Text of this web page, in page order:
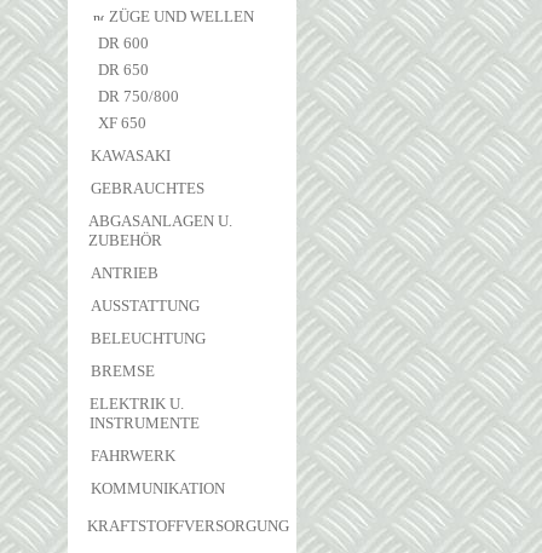
ZÜGE UND WELLEN
DR 600
DR 650
DR 750/800
XF 650
KAWASAKI
GEBRAUCHTES
ABGASANLAGEN U.
ZUBEHÖR
ANTRIEB
AUSSTATTUNG
BELEUCHTUNG
BREMSE
ELEKTRIK U.
INSTRUMENTE
FAHRWERK
KOMMUNIKATION
KRAFTSTOFFVERSORGUNG